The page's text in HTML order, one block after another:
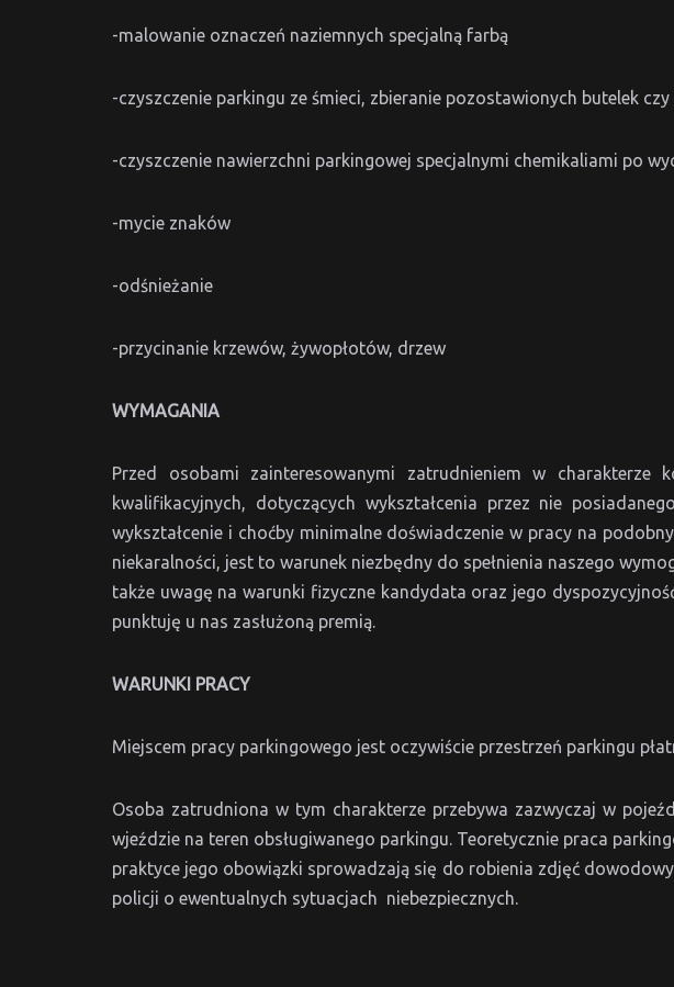
-malowanie oznaczeń naziemnych specjalną farbą
-czyszczenie parkingu ze śmieci, zbieranie pozostawionych butelek
-czyszczenie nawierzchni parkingowej specjalnymi chemikaliami po
-mycie znaków
-odśnieżanie
-przycinanie krzewów, żywopłotów, drzew
WYMAGANIA
Przed osobami zainteresowanymi zatrudnieniem w
kwalifikacyjnych, dotyczących wykształcenia przez nie
wykształcenie i choćby minimalne doświadczenie w pracy na
niekaralności, jest to warunek niezbędny do spełnienia naszego
także uwagę na warunki fizyczne kandydata oraz jego
punktuję u nas zasłużoną premią.
WARUNKI PRACY
Miejscem pracy parkingowego jest oczywiście przestrzeń parkingu
Osoba zatrudniona w tym charakterze przebywa zazwyczaj w
wjeździe na teren obsługiwanego parkingu. Teoretycznie praca
praktyce jego obowiązki sprowadzają się do robienia zdjęć
policji o ewentualnych sytuacjach niebezpiecznych.